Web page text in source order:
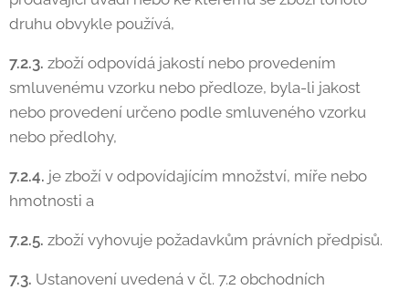
druhu obvykle používá,
7.2.3. zboží odpovídá jakostí nebo provedením
smluvenému vzorku nebo předloze, byla-li jakost
nebo provedení určeno podle smluveného vzorku
nebo předlohy,
7.2.4. je zboží v odpovídajícím množství, míře nebo
hmotnosti a
7.2.5. zboží vyhovuje požadavkům právních předpisů.
7.3. Ustanovení uvedená v čl. 7.2 obchodních